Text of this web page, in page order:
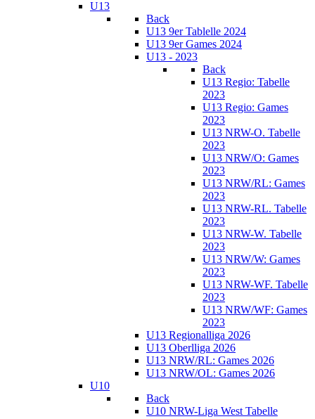
U13
Back
U13 9er Tablelle 2024
U13 9er Games 2024
U13 - 2023
Back
U13 Regio: Tabelle
2023
U13 Regio: Games
2023
U13 NRW-O. Tabelle
2023
U13 NRW/O: Games
2023
U13 NRW/RL: Games
2023
U13 NRW-RL. Tabelle
2023
U13 NRW-W. Tabelle
2023
U13 NRW/W: Games
2023
U13 NRW-WF. Tabelle
2023
U13 NRW/WF: Games
2023
U13 Regionalliga 2026
U13 Oberlliga 2026
U13 NRW/RL: Games 2026
U13 NRW/OL: Games 2026
U10
Back
U10 NRW-Liga West Tabelle